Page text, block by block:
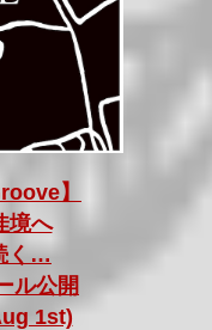
】
境へ
く…
ル公開
1st)